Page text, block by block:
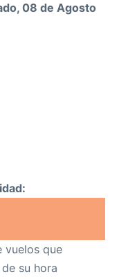
08 de Agosto
vuelos que
su hora